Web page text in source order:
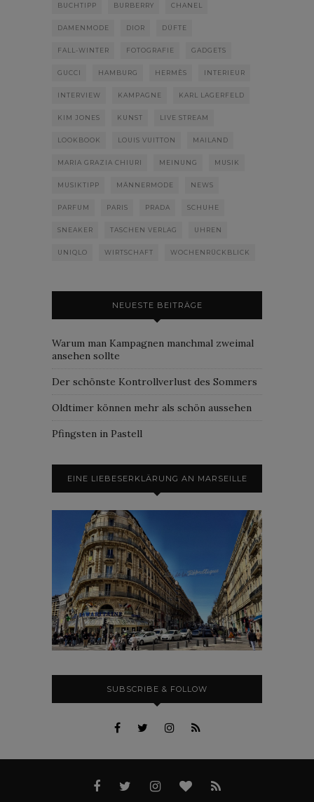
BUCHTIPP BURBERRY CHANEL
DAMENMODE DIOR DÜFTE
FALL-WINTER FOTOGRAFIE GADGETS
GUCCI HAMBURG HERMÈS INTERIEUR
INTERVIEW KAMPAGNE KARL LAGERFELD
KIM JONES KUNST LIVE STREAM
LOOKBOOK LOUIS VUITTON MAILAND
MARIA GRAZIA CHIURI MEINUNG MUSIK
MUSIKTIPP MÄNNERMODE NEWS
PARFUM PARIS PRADA SCHUHE
SNEAKER TASCHEN VERLAG UHREN
UNIQLO WIRTSCHAFT WOCHENRÜCKBLICK
NEUESTE BEITRÄGE
Warum man Kampagnen manchmal zweimal
ansehen sollte
Der schönste Kontrollverlust des Sommers
Oldtimer können mehr als schön aussehen
Pfingsten in Pastell
EINE LIEBESERKLÄRUNG AN MARSEILLE
SUBSCRIBE & FOLLOW